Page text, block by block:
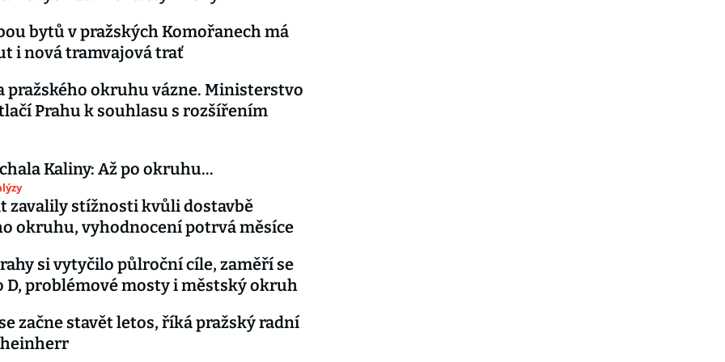
bytů v pražských Komořanech má
i nová tramvajová trať
pražského okruhu vázne. Ministerstvo
Prahu k souhlasu s rozšířením
Kaliny: Až po okruhu…
zavalily stížnosti kvůli dostavbě
okruhu, vyhodnocení potrvá měsíce
si vytyčilo půlroční cíle, zaměří se
D, problémové mosty i městský okruh
začne stavět letos, říká pražský radní